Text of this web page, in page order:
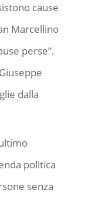
cause
Marcellino
perse”.
dalla
politica
senza